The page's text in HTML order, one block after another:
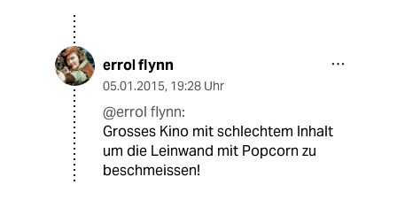
errol flynn
05.01.2015, 19:28 Uhr
@errol flynn:
Grosses Kino mit schlechtem Inhalt
um die Leinwand mit Popcorn zu
beschmeissen!